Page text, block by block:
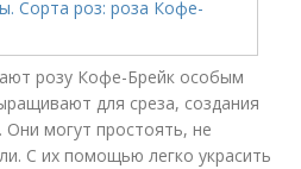
розу Кофе-Брейк особым
для среза, создания
Они могут простоять, не
С их помощью легко украсить